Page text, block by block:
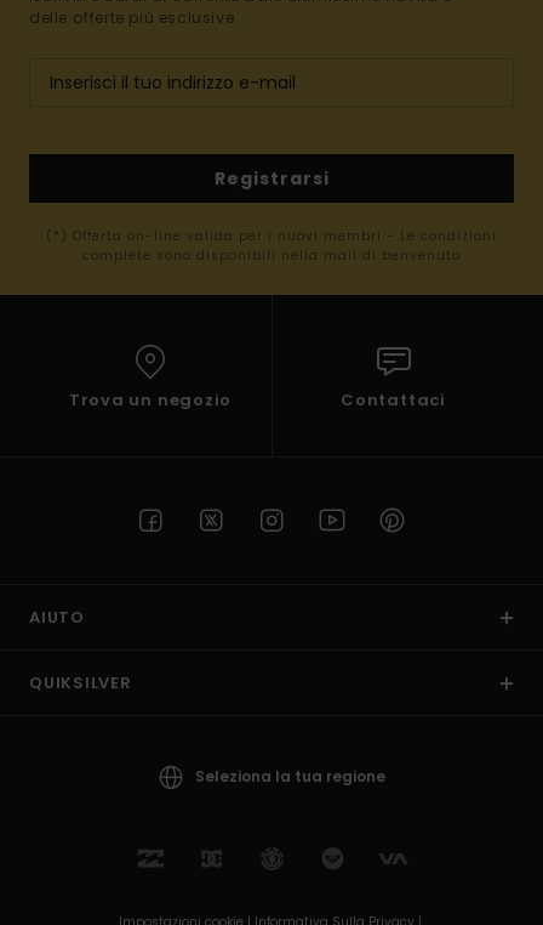
delle offerte più esclusive.
Registrarsi
(*) Offerta on-line valida per i nuovi membri - Le condizioni
complete sono disponibili nella mail di benvenuto
Trova un negozio Contattaci
AIUTO
QUIKSILVER
Seleziona la tua regione